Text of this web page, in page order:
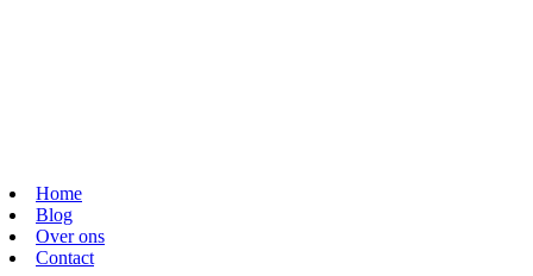
Home
Blog
Over ons
Contact